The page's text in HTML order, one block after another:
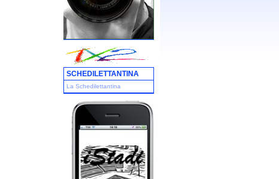
SCHEDILETTANTINA
La Schedilettantina